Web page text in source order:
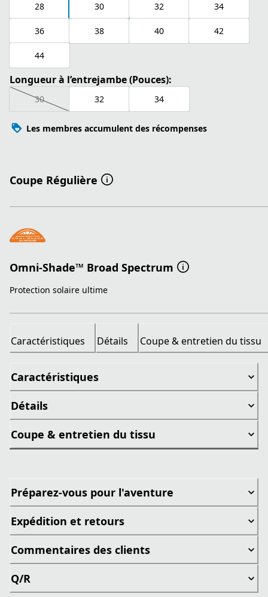
28 30 32 34
36 38 40 42
44
Longueur à l’entrejambe (Pouces):
30 32 34
Les membres accumulent des récompenses
Coupe Régulière
Omni-Shade™ Broad Spectrum
Protection solaire ultime
Caractéristiques Détails Coupe & entretien du tissu
Caractéristiques
Détails
Coupe & entretien du tissu
Préparez-vous pour l'aventure
Expédition et retours
Commentaires des clients
Q/R